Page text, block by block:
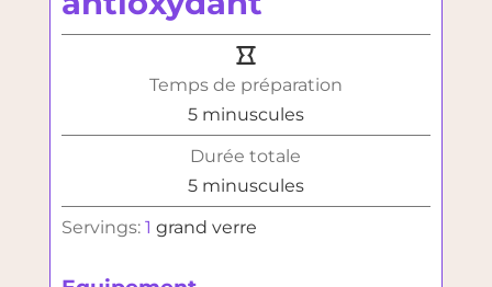
Temps de préparation
5minutes
minuscules
Durée totale
5minutes
minuscules
Servings: 1 grand verre